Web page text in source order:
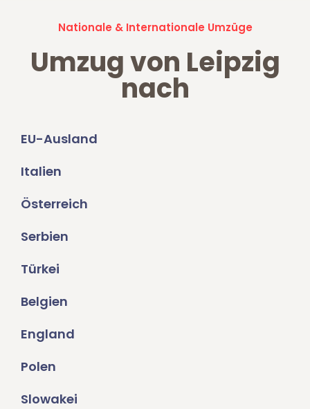
Nationale & Internationale Umzüge
Umzug von Leipzig
nach
EU-Ausland
Italien
Österreich
Serbien
Türkei
Belgien
England
Polen
Slowakei